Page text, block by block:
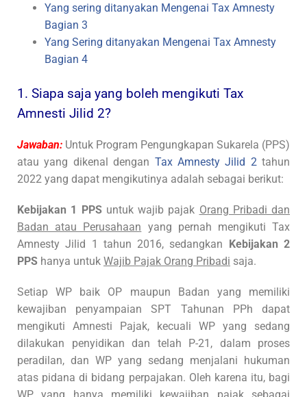
Yang sering ditanyakan Mengenai Tax Amnesty
Bagian 3
Yang Sering ditanyakan Mengenai Tax Amnesty
Bagian 4
1. Siapa saja yang boleh mengikuti Tax
Amnesti Jilid 2?
Jawaban: Untuk Program Pengungkapan Sukarela (PPS)
atau yang dikenal dengan Tax Amnesty Jilid 2tahun
2022 yang dapat mengikutinya adalah sebagai berikut:
Kebijakan 1 PPSuntuk wajib pajak Orang Pribadi dan
Badan atau Perusahaan yang pernah mengikuti Tax
Amnesty Jilid 1 tahun 2016, sedangkan
Kebijakan 2
PPS hanya untuk Wajib Pajak Orang Pribadi saja.
Setiap WP baik OP maupun Badan yang memiliki
kewajiban penyampaian SPT Tahunan PPh dapat
mengikuti Amnesti Pajak, kecuali WP yang sedang
dilakukan penyidikan dan telah P-21, dalam proses
peradilan, dan WP yang sedang menjalani hukuman
atas pidana di bidang perpajakan. Oleh karena itu, bagi